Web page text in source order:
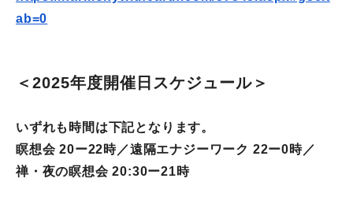
ab=0
＜2025年度開催日スケジュール＞
いずれも時間は下記となります。
瞑想会 20ー22時／遠隔エナジーワーク 22ー0時／
禅・夜の瞑想会 20:30ー21時